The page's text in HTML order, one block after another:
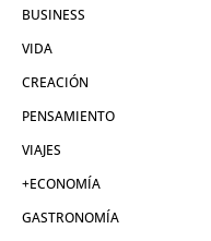
BUSINESS
VIDA
CREACIÓN
PENSAMIENTO
VIAJES
+ECONOMÍA
GASTRONOMÍA